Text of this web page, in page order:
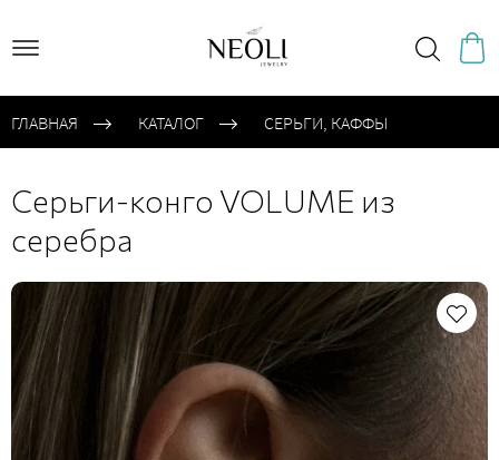
ГЛАВНАЯ КАТАЛОГ CЕРЬГИ, КАФФЫ
Серьги-конго VOLUME из
серебра